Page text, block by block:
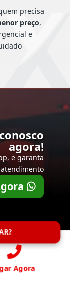
precisa
preço,
e
agora!
e garanta
Agora